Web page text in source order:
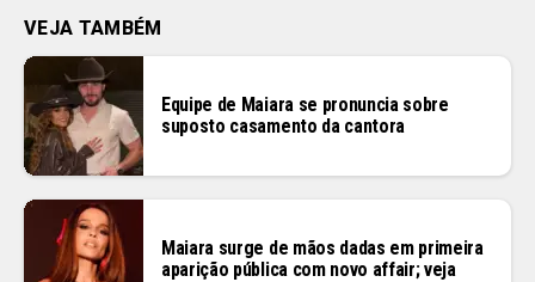
VEJA TAMBÉM
Equipe de Maiara se pronuncia sobre
suposto casamento da cantora
Maiara surge de mãos dadas em primeira
aparição pública com novo affair; veja